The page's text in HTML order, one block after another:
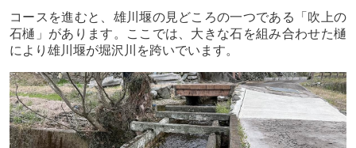
コースを進むと、雄川堰の見どころの一つである「吹上の
石樋」があります。ここでは、大きな石を組み合わせた樋
により雄川堰が堀沢川を跨いでいます。